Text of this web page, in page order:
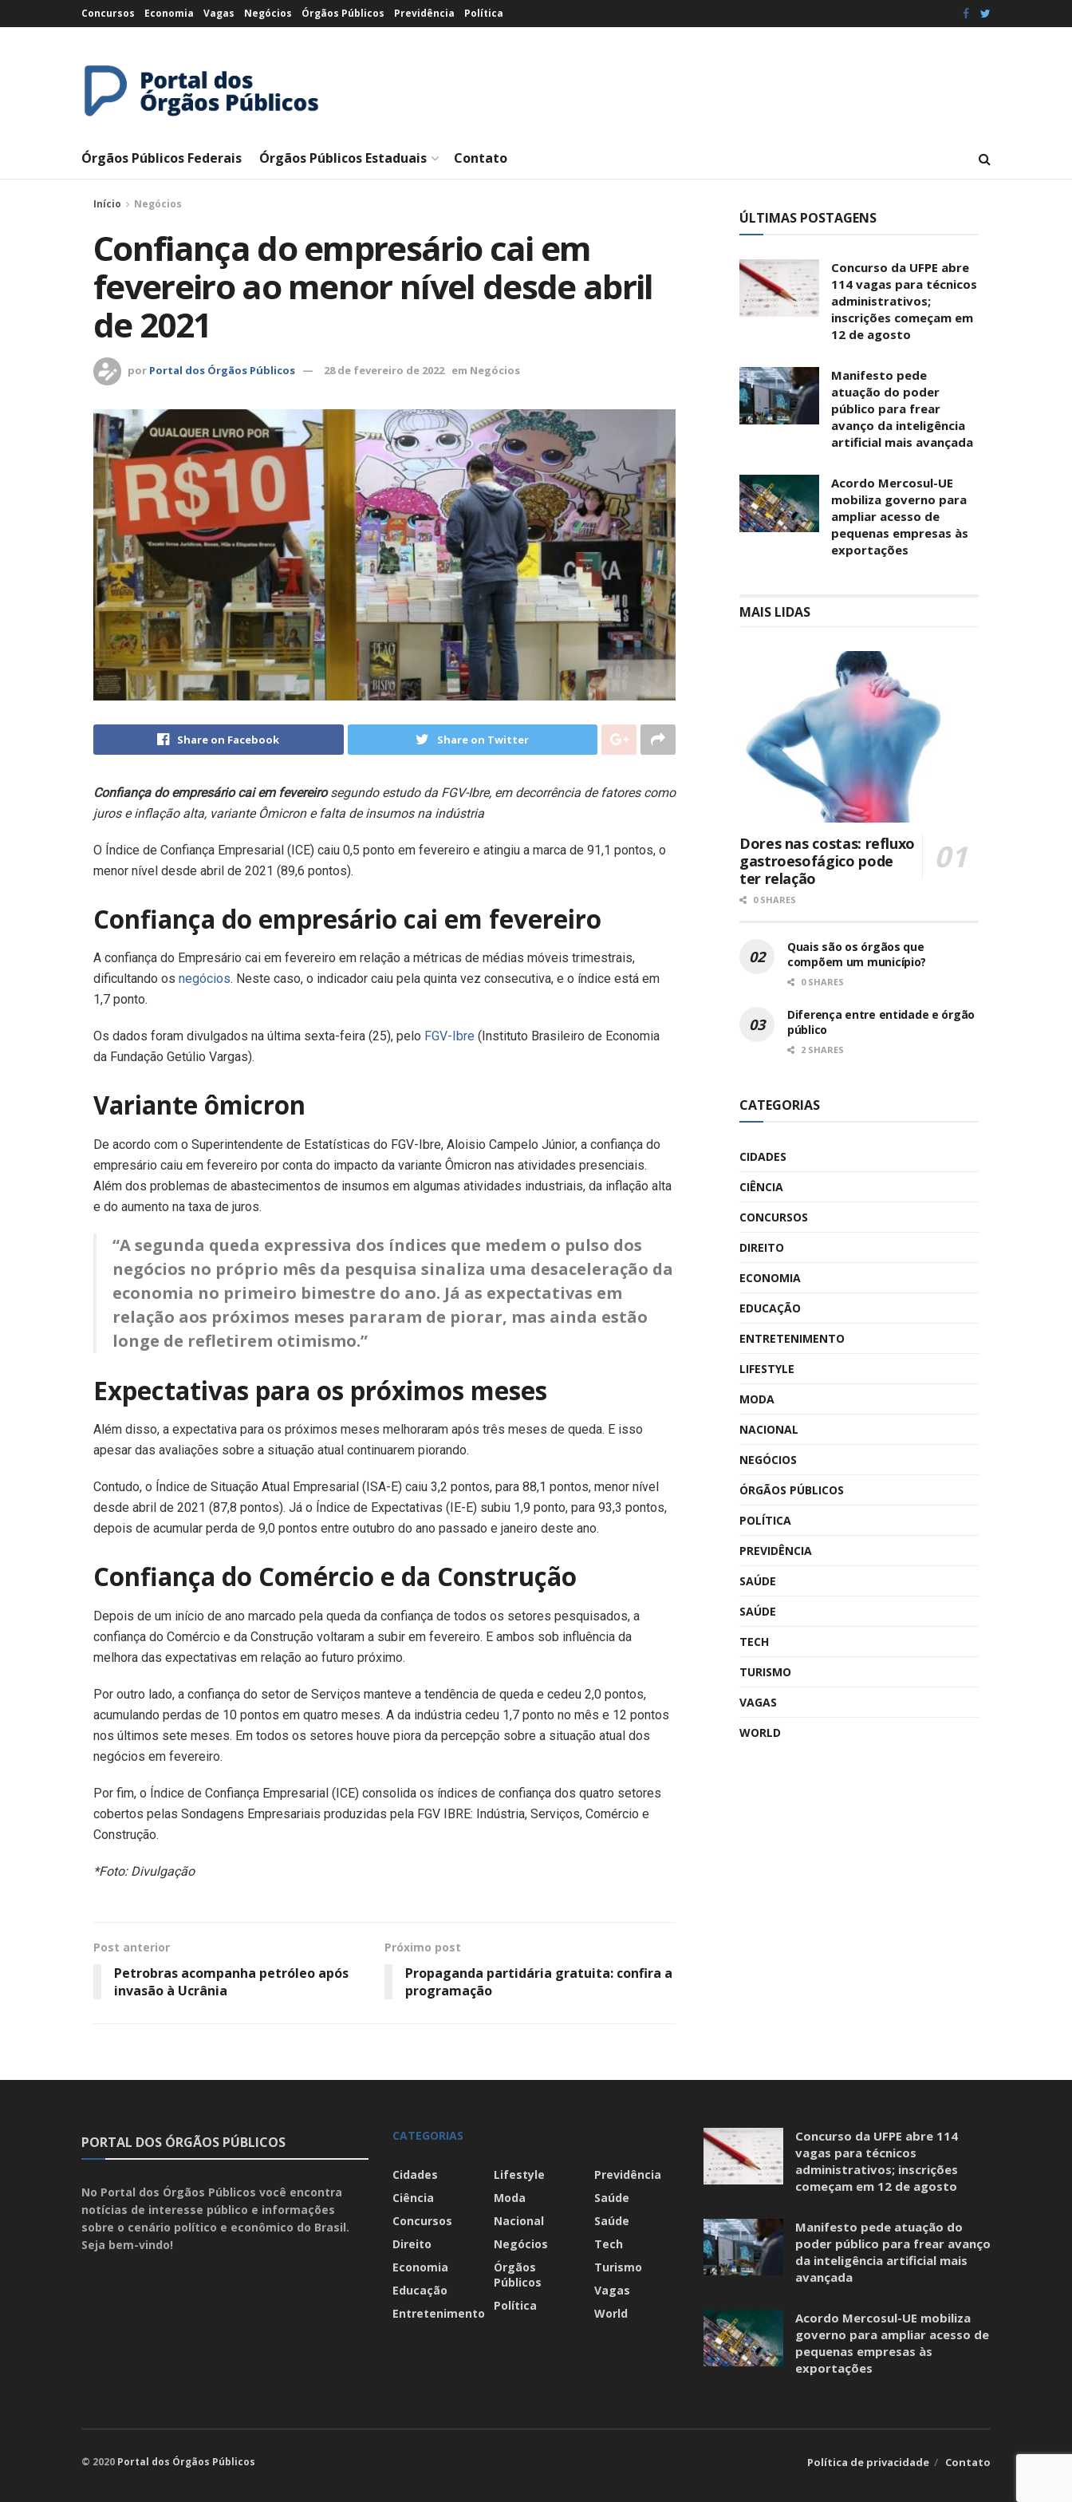
Concursos Economia Vagas Negócios Órgãos Públicos Previdência Política
Órgãos Públicos Federais Órgãos Públicos Estaduais Contato
Início Negócios
Confiança do empresário cai em
fevereiro ao menor nível desde abril
de 2021
por Portal dos Órgãos Públicos 28 de fevereiro de 2022 em Negócios
Share on Facebook Share on Twitter
Confiança do empresário cai em fevereirosegundo estudo da FGV-Ibre, em decorrência de fatores como
juros e inflação alta, variante Ômicron e falta de insumos na indústria
O Índice de Confiança Empresarial (ICE) caiu 0,5 ponto em fevereiro e atingiu a marca de 91,1 pontos, o
menor nível desde abril de 2021 (89,6 pontos).
Confiança do empresário cai em fevereiro
A confiança do Empresário cai em fevereiro em relação a métricas de médias móveis trimestrais,
dificultando os negócios. Neste caso, o indicador caiu pela quinta vez consecutiva, e o índice está em
1,7 ponto.
Os dados foram divulgados na última sexta-feira (25), pelo FGV-Ibre (Instituto Brasileiro de Economia
da Fundação Getúlio Vargas).
Variante ômicron
De acordo com o Superintendente de Estatísticas do FGV-Ibre, Aloisio Campelo Júnior, a confiança do
empresário caiu em fevereiro por conta do impacto da variante Ômicron nas atividades presenciais.
Além dos problemas de abastecimentos de insumos em algumas atividades industriais, da inflação alta
e do aumento na taxa de juros.
“A segunda queda expressiva dos índices que medem o pulso dos
negócios no próprio mês da pesquisa sinaliza uma desaceleração da
economia no primeiro bimestre do ano. Já as expectativas em
relação aos próximos meses pararam de piorar, mas ainda estão
longe de refletirem otimismo.”
Expectativas para os próximos meses
Além disso, a expectativa para os próximos meses melhoraram após três meses de queda. E isso
apesar das avaliações sobre a situação atual continuarem piorando.
Contudo, o Índice de Situação Atual Empresarial (ISA-E) caiu 3,2 pontos, para 88,1 pontos, menor nível
desde abril de 2021 (87,8 pontos). Já o Índice de Expectativas (IE-E) subiu 1,9 ponto, para 93,3 pontos,
depois de acumular perda de 9,0 pontos entre outubro do ano passado e janeiro deste ano.
Confiança do Comércio e da Construção
Depois de um início de ano marcado pela queda da confiança de todos os setores pesquisados, a
confiança do Comércio e da Construção voltaram a subir em fevereiro. E ambos sob influência da
melhora das expectativas em relação ao futuro próximo.
Por outro lado, a confiança do setor de Serviços manteve a tendência de queda e cedeu 2,0 pontos,
acumulando perdas de 10 pontos em quatro meses. A da indústria cedeu 1,7 ponto no mês e 12 pontos
nos últimos sete meses. Em todos os setores houve piora da percepção sobre a situação atual dos
negócios em fevereiro.
Por fim, o Índice de Confiança Empresarial (ICE) consolida os índices de confiança dos quatro setores
cobertos pelas Sondagens Empresariais produzidas pela FGV IBRE: Indústria, Serviços, Comércio e
Construção.
*Foto: Divulgação
Post anterior
Petrobras acompanha petróleo após
invasão à Ucrânia
Próximo post
Propaganda partidária gratuita: confira a
programação
ÚLTIMAS POSTAGENS
Concurso da UFPE abre
114 vagas para técnicos
administrativos;
inscrições começam em
12 de agosto
Manifesto pede
atuação do poder
público para frear
avanço da inteligência
artificial mais avançada
Acordo Mercosul-UE
mobiliza governo para
ampliar acesso de
pequenas empresas às
exportações
MAIS LIDAS
Dores nas costas: refluxo
gastroesofágico pode
ter relação
0 SHARES
Quais são os órgãos que
compõem um município?
0 SHARES
Diferença entre entidade e órgão
público
2 SHARES
CATEGORIAS
CIDADES
CIÊNCIA
CONCURSOS
DIREITO
ECONOMIA
EDUCAÇÃO
ENTRETENIMENTO
LIFESTYLE
MODA
NACIONAL
NEGÓCIOS
ÓRGÃOS PÚBLICOS
POLÍTICA
PREVIDÊNCIA
SAÚDE
SAÚDE
TECH
TURISMO
VAGAS
WORLD
PORTAL DOS ÓRGÃOS PÚBLICOS
No Portal dos Órgãos Públicos você encontra
notícias de interesse público e informações
sobre o cenário político e econômico do Brasil.
Seja bem-vindo!
CATEGORIAS
Cidades
Ciência
Concursos
Direito
Economia
Educação
Entretenimento
Lifestyle
Moda
Nacional
Negócios
Órgãos
Públicos
Política
Previdência
Saúde
Saúde
Tech
Turismo
Vagas
World
Concurso da UFPE abre 114
vagas para técnicos
administrativos; inscrições
começam em 12 de agosto
Manifesto pede atuação do
poder público para frear avanço
da inteligência artificial mais
avançada
Acordo Mercosul-UE mobiliza
governo para ampliar acesso de
pequenas empresas às
exportações
Política de privacidade Contato
© 2020 Portal dos Órgãos Públicos